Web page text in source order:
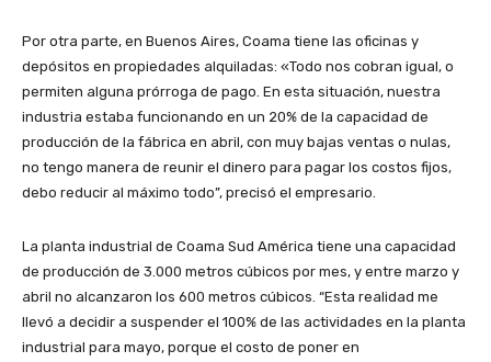
Por otra parte, en Buenos Aires, Coama tiene las oficinas y
depósitos en propiedades alquiladas: «Todo nos cobran igual, o
permiten alguna prórroga de pago. En esta situación, nuestra
industria estaba funcionando en un 20% de la capacidad de
producción de la fábrica en abril, con muy bajas ventas o nulas,
no tengo manera de reunir el dinero para pagar los costos fijos,
debo reducir al máximo todo”, precisó el empresario.
La planta industrial de Coama Sud América tiene una capacidad
de producción de 3.000 metros cúbicos por mes, y entre marzo y
abril no alcanzaron los 600 metros cúbicos. “Esta realidad me
llevó a decidir a suspender el 100% de las actividades en la planta
industrial para mayo, porque el costo de poner en